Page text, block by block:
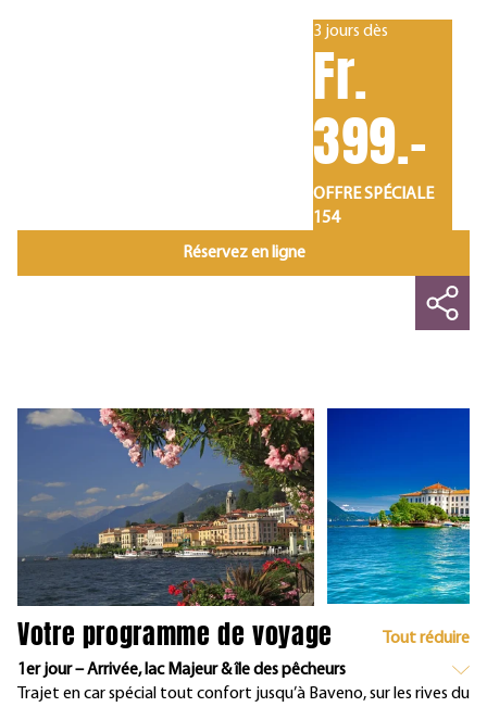
3 jours dès
Fr.
399.-
OFFRE SPÉCIALE
154
Réservez en ligne
Votre programme de voyage
Tout réduire
1er jour – Arrivée, lac Majeur & île des pêcheurs
Trajet en car spécial tout confort jusqu’à Baveno, sur les rives du